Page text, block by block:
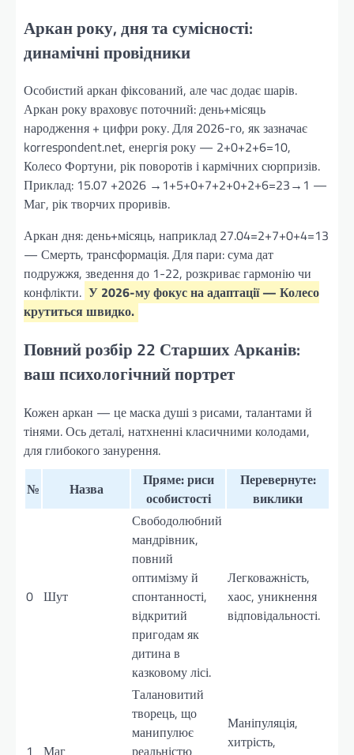
Аркан року, дня та сумісності:
динамічні провідники
Особистий аркан фіксований, але час додає шарів.
Аркан року враховує поточний: день+місяць
народження + цифри року. Для 2026-го, як зазначає
korrespondent.net, енергія року — 2+0+2+6=10,
Колесо Фортуни, рік поворотів і кармічних сюрпризів.
Приклад: 15.07 +2026 →1+5+0+7+2+0+2+6=23→1 —
Маг, рік творчих проривів.
Аркан дня: день+місяць, наприклад 27.04=2+7+0+4=13
— Смерть, трансформація. Для пари: сума дат
подружжя, зведення до 1-22, розкриває гармонію чи
конфлікти. У 2026-му фокус на адаптації — Колесо
крутиться швидко.
Повний розбір 22 Старших Арканів:
ваш психологічний портрет
Кожен аркан — це маска душі з рисами, талантами й
тінями. Ось деталі, натхненні класичними колодами,
для глибокого занурення.
№ Назва
Пряме: риси
особистості
Перевернуте:
виклики
0 Шут
Свободолюбний
мандрівник,
повний
оптимізму й
спонтанності,
відкритий
пригодам як
дитина в
казковому лісі.
Легковажність,
хаос, уникнення
відповідальності.
1 Маг
Талановитий
творець, що
манипулює
реальністю
Маніпуляція,
хитрість,